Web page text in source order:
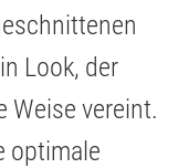
Look, der
Weise vereint.
optimale